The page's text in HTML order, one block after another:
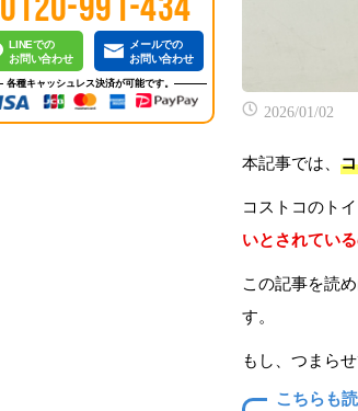
0120-991-434
LINEでの
お問い合わせ
メールでの
お問い合わせ
各種キャッシュレス決済が可能です。
2026/01/02
本記事では、
コストコのト
いとされてい
この記事を読
す。
もし、つまら
こちらも